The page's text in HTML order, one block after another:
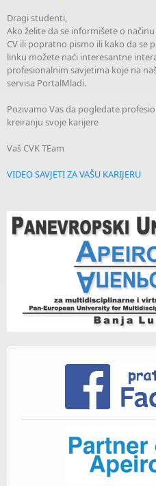
Dragi studenti,
Ako želite da se informišete o
CV ili popratno pismo ili kako da se
linku možete naći interesantne
profesionalnim savjetima koje na
servisa PortalMladi.
Pozivamo Vas da pogledate
kreiranju svoje karijere
Vaš CVK TEam
VIDEO SAVJETI ZA VAŠU KARIJERU